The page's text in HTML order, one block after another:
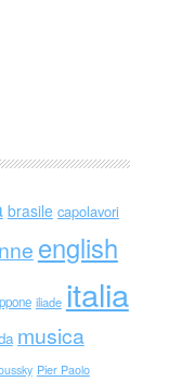
brasile capolavori
english
iliade italia
musica
Pier Paolo